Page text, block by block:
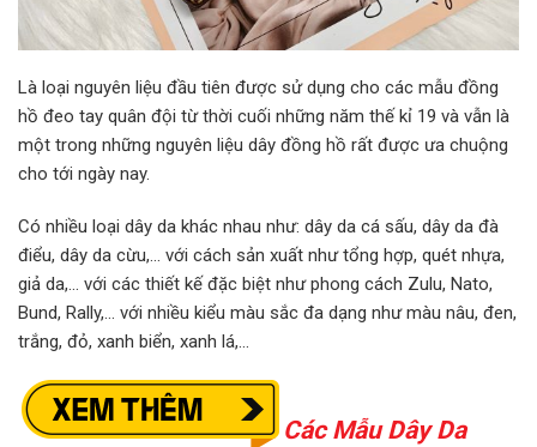
Là loại nguyên liệu đầu tiên được sử dụng cho các mẫu đồng
hồ đeo tay quân đội từ thời cuối những năm thế kỉ 19 và vẫn là
một trong những nguyên liệu dây đồng hồ rất được ưa chuộng
cho tới ngày nay.
Có nhiều loại dây da khác nhau như: dây da cá sấu, dây da đà
điểu, dây da cừu,… với cách sản xuất như tổng hợp, quét nhựa,
giả da,… với các thiết kế đặc biệt như phong cách Zulu, Nato,
Bund, Rally,… với nhiều kiểu màu sắc đa dạng như màu nâu, đen,
trắng, đỏ, xanh biển, xanh lá,…
Các Mẫu Dây Da